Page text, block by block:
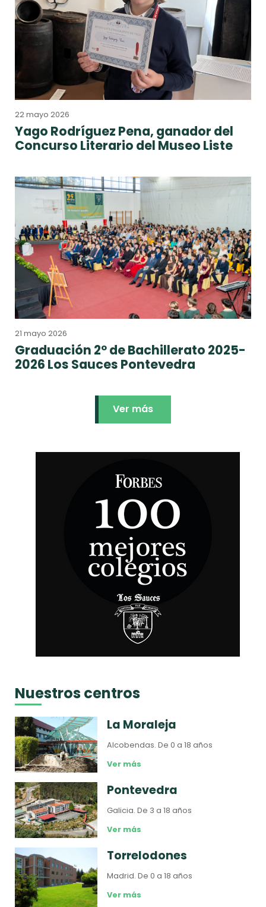
22 mayo 2026
Yago Rodríguez Pena, ganador del
Concurso Literario del Museo Liste
21 mayo 2026
Graduación 2º de Bachillerato 2025-
2026 Los Sauces Pontevedra
Ver más
Nuestros centros
La Moraleja
Alcobendas.De 0 a 18 años
Ver más
Pontevedra
Galicia.De 3 a 18 años
Ver más
Torrelodones
Madrid.De 0 a 18 años
Ver más